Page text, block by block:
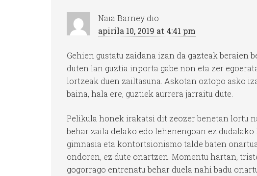
Naia Barney dio
apirila 10, 2019 at 4:41 pm
Gehien gustatu zaidana izan da gazteak beraien
duten lan guztia inporta gabe non eta zer
lortzeak duen zailtasuna. Askotan oztopo asko
baina, hala ere, guztiek aurrera jarraitu dute.
Pelikula honek irakatsi dit zeozer benetan lortu
behar zaila delako edo lehenengoan ez
gimnasia eta kontortsionismo talde baten
ondoren, ez dute onartzen. Momentu hartan,
gogorrago entrenatu behar duela nahi badu